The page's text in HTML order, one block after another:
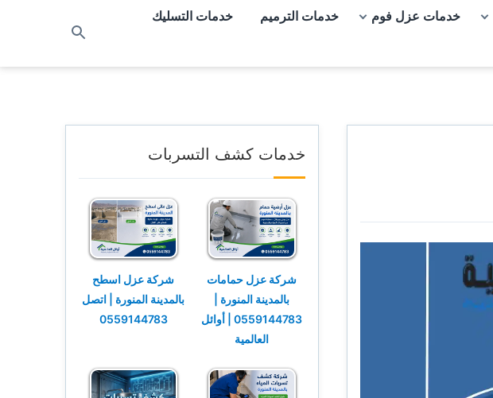
خدمات عزل فوم خدمات الترميم خدمات التسليك
خدمات كشف التسربات
شركة عزل حمامات
بالمدينة المنورة |
0559144783 | أوائل
العالمية
شركة عزل اسطح
بالمدينة المنورة | اتصل
0559144783